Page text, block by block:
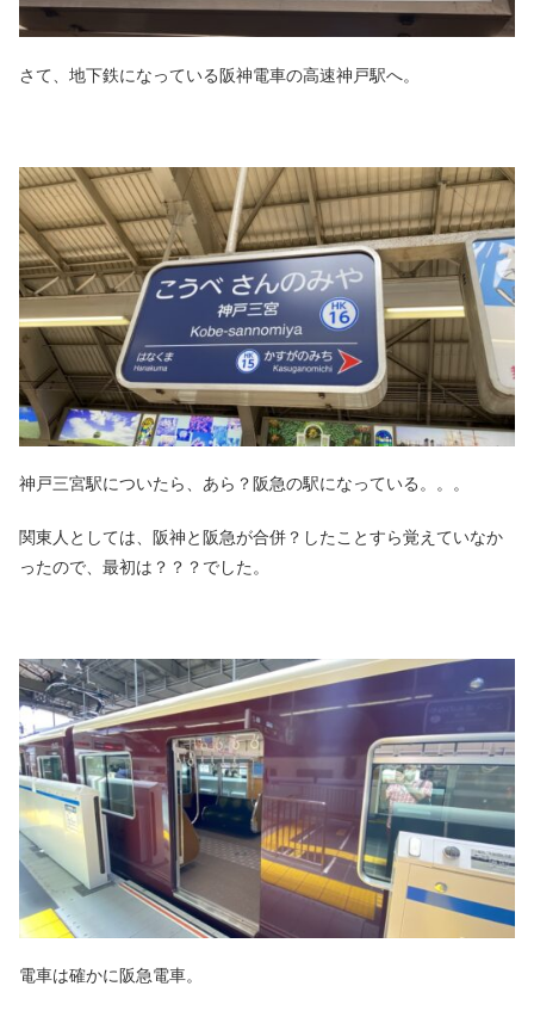
さて、地下鉄になっている阪神電車の高速神戸駅へ。
神戸三宮駅についたら、あら？阪急の駅になっている。。。
関東人としては、阪神と阪急が合併？したことすら覚えていなか
ったので、最初は？？？でした。
電車は確かに阪急電車。